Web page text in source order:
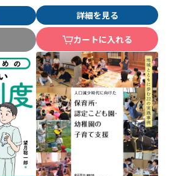
詳細を見る
カートに入れる